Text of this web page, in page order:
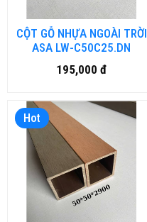
CỘT GỖ NHỰA NGOÀI TRỜI
ASA LW-C50C25.DN
195,000 đ
Hot